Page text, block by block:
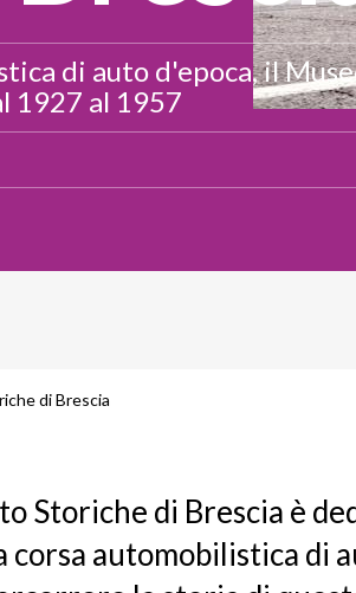
di auto d'epoca, il
1927 al 1957
di Brescia
Storiche di Brescia è
corsa automobilistica di